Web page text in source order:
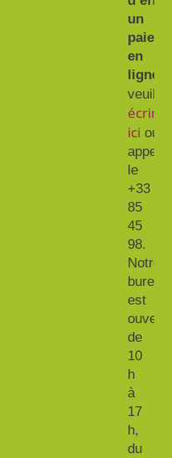
un
en
ligne,
écrire
ici ou
appeler
le
+33
85
45
98.
Notre
bureau
est
ouvert
de
10
h
à
17
h,
du